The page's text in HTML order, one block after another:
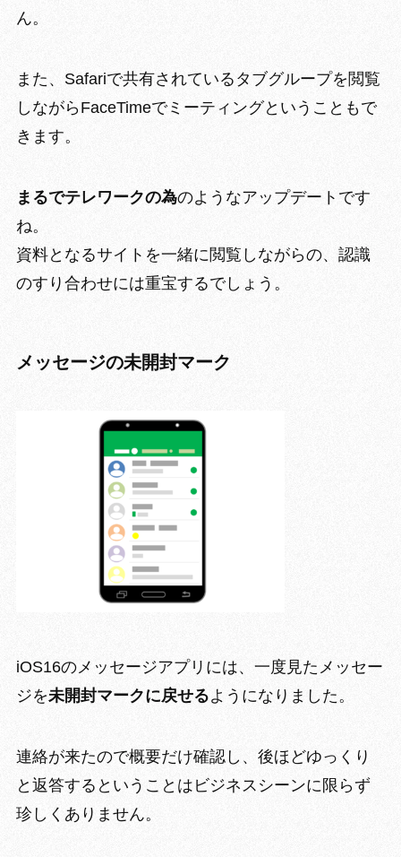
ん。
また、Safariで共有されているタブグループを閲覧
しながらFaceTimeでミーティングということもで
きます。
まるでテレワークの為のようなアップデートです
ね。
資料となるサイトを一緒に閲覧しながらの、認識
のすり合わせには重宝するでしょう。
メッセージの未開封マーク
iOS16のメッセージアプリには、一度見たメッセー
ジを未開封マークに戻せるようになりました。
連絡が来たので概要だけ確認し、後ほどゆっくり
と返答するということはビジネスシーンに限らず
珍しくありません。